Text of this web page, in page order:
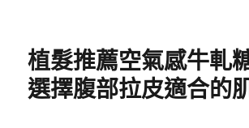
植髮推薦空氣感牛軋
選擇腹部拉皮適合的